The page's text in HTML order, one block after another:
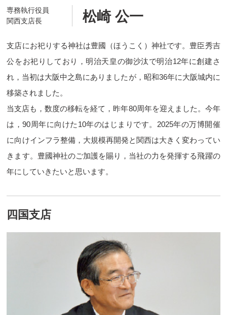
専務執行役員
関西支店長
松崎 公一
支店にお祀りする神社は豊國（ほうこく）神社です。豊臣秀吉
公をお祀りしており，明治天皇の御沙汰で明治12年に創建さ
れ，当初は大阪中之島にありましたが，昭和36年に大阪城内に
移築されました。
当支店も，数度の移転を経て，昨年80周年を迎えました。今年
は，90周年に向けた10年のはじまりです。2025年の万博開催
に向けインフラ整備，大規模再開発と関西は大きく変わってい
きます。豊國神社のご加護を賜り，当社の力を発揮する飛躍の
年にしていきたいと思います。
四国支店